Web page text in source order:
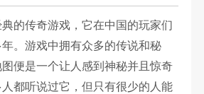
的传奇游戏，它在中国的玩家们
。游戏中拥有众多的传说和秘
便是一个让人感到神秘并且惊奇
都听说过它，但只有很少的人能